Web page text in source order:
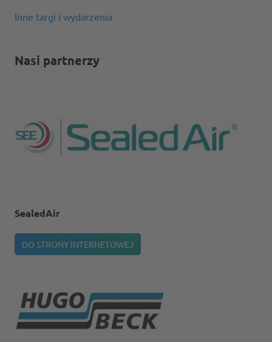
Inne targi i wydarzenia
Nasi partnerzy
SealedAir
DO STRONY INTERNETOWEJ